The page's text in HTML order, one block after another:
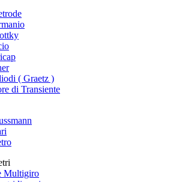
( Graetz )
di Transiente
Multigiro